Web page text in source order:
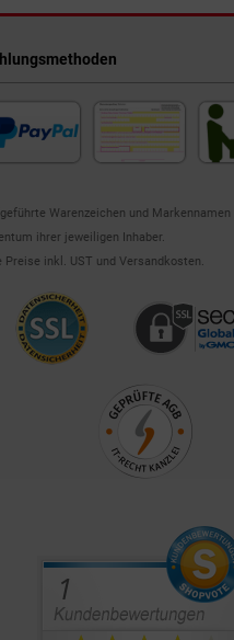
Warenzeichen und Markennamen
ihrer jeweiligen Inhaber.
Preise inkl. UST und Versandkosten.